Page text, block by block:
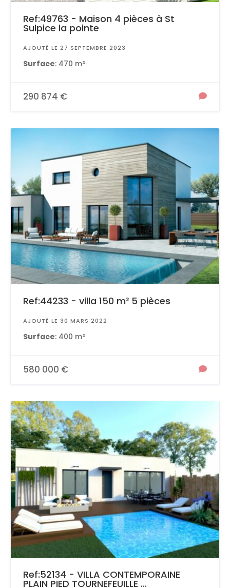
Ref:49763 - Maison 4 pièces à St
Sulpice la pointe
AJOUTÉ LE 27 SEPTEMBRE 2023
Surface: 470 m²
290 874 €
Ref:44233 - villa 150 m² 5 pièces
AJOUTÉ LE 30 MARS 2022
Surface: 400 m²
580 000 €
Ref:52134 - VILLA CONTEMPORAINE
PLAIN PIED TOURNEFEUILLE ...